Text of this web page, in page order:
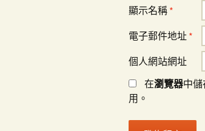
顯示名稱 *
電子郵件地址 *
個人網站網址
在瀏覽器中
用。